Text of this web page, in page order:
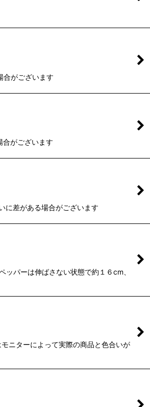
合がございます
合がございます
に差がある場合がございます
パーは伸ばさない状態で約１６cm、
ニターによって実際の商品と色合いが